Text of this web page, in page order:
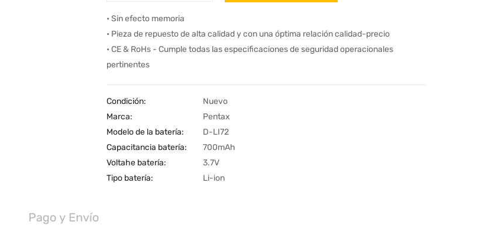
• Sin efecto memoria
• Pieza de repuesto de alta calidad y con una óptima relación calidad-precio
• CE & RoHs - Cumple todas las especificaciones de seguridad operacionales
pertinentes
Condición:
Nuevo
Marca:
Pentax
Modelo de la batería:
D-LI72
Capacitancia batería:
700mAh
Voltahe batería:
3.7V
Tipo batería:
Li-ion
Pago y Envío